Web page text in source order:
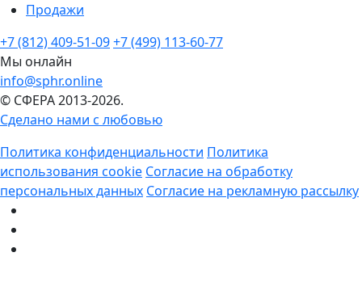
Продажи
+7 (812) 409-51-09+7 (499) 113-60-77
Мы онлайн
info@sphr.online
© СФЕРА 2013-2026.
Сделано нами с любовью
Политика конфиденциальности Политика
использования cookie Согласие на обработку
персональных данных Согласие на рекламную рассылку